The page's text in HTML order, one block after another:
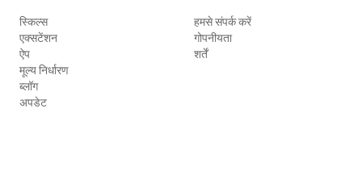
स्किल्स
एक्सटेंशन
ऐप
मूल्य निर्धारण
ब्लॉग
अपडेट
हमसे संपर्क करें
गोपनीयता
शर्तें